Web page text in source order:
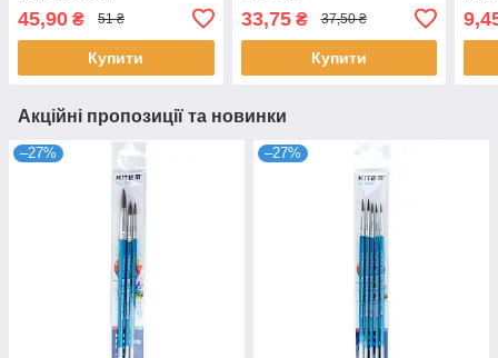
45,90 ₴ 51 ₴
Купити
33,75₴ 37,50 ₴
Купити
Акційні пропозиції та новинки
–27% –27%